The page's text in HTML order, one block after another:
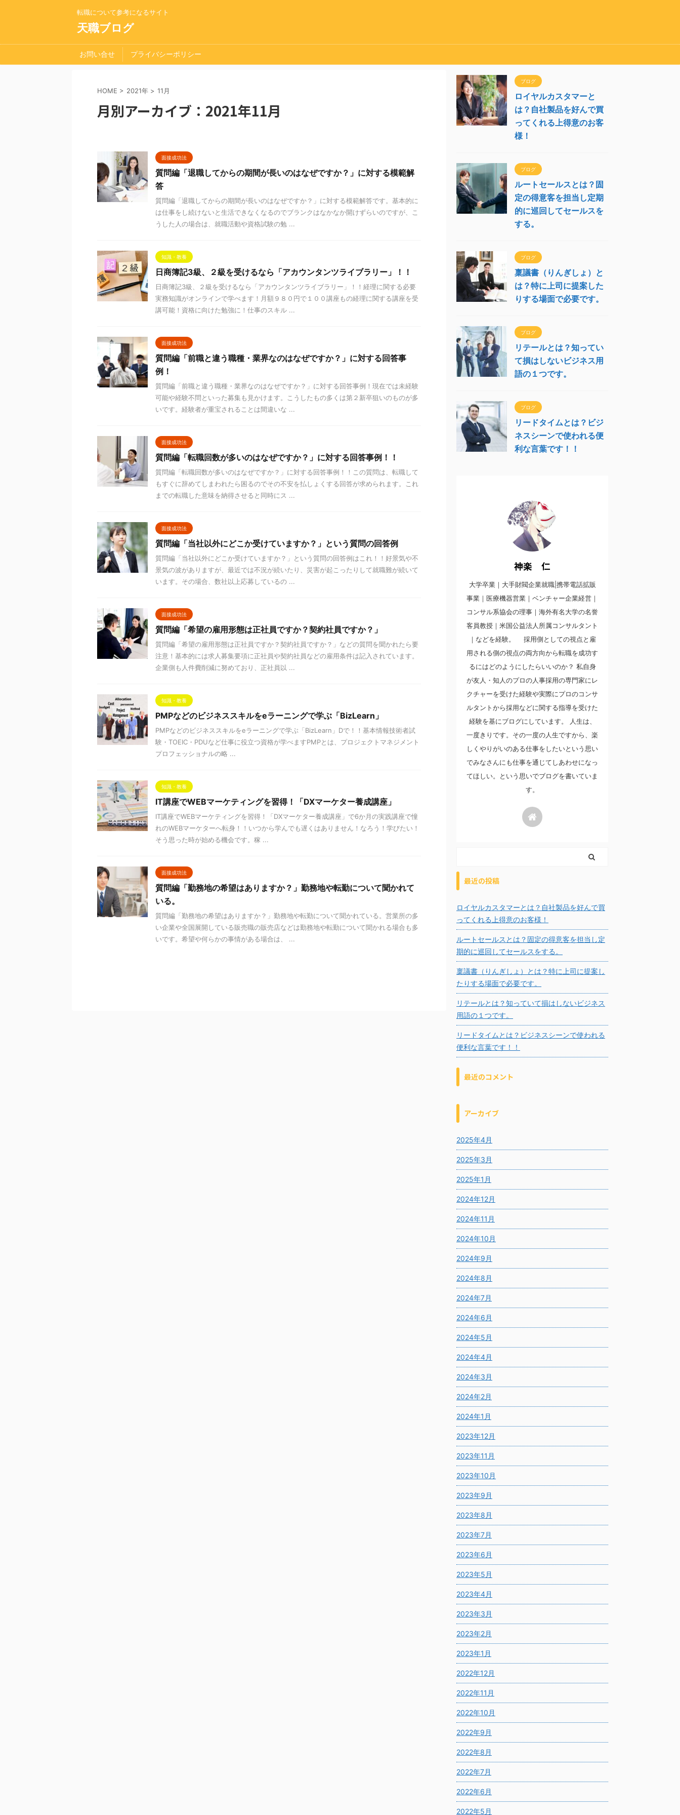
転職について参考になるサイト
天職ブログ
お問い合せ プライバシーポリシー
HOME > 2021年 > 11月
月別アーカイブ：2021年11月
面接成功法
質問編「退職してからの期間が長いのはなぜですか？」に対する模範解
答
質問編「退職してからの期間が長いのはなぜですか？」に対する模範解答です。基本的に
は仕事をし続けないと生活できなくなるのでブランクはなかなか開けずらいのですが、こ
うした人の場合は、就職活動や資格試験の勉 ...
知識・教養
日商簿記3級、２級を受けるなら「アカウンタンツライブラリー」！！
日商簿記3級、２級を受けるなら「アカウンタンツライブラリー」！！経理に関する必要
実務知識がオンラインで学べます！月額９８０円で１００講座もの経理に関する講座を受
講可能！資格に向けた勉強に！仕事のスキル ...
面接成功法
質問編「前職と違う職種・業界なのはなぜですか？」に対する回答事
例！
質問編「前職と違う職種・業界なのはなぜですか？」に対する回答事例！現在では未経験
可能や経験不問といった募集も見かけます。こうしたもの多くは第２新卒狙いのものが多
いです。経験者が重宝されることは間違いな ...
面接成功法
質問編「転職回数が多いのはなぜですか？」に対する回答事例！！
質問編「転職回数が多いのはなぜですか？」に対する回答事例！！この質問は、転職して
もすぐに辞めてしまわれたら困るのでその不安を払しょくする回答が求められます。これ
までの転職した意味を納得させると同時にス ...
面接成功法
質問編「当社以外にどこか受けていますか？」という質問の回答例
質問編「当社以外にどこか受けていますか？」という質問の回答例はこれ！！好景気や不
景気の波がありますが、最近では不況が続いたり、災害が起こったりして就職難が続いて
います。その場合、数社以上応募しているの ...
面接成功法
質問編「希望の雇用形態は正社員ですか？契約社員ですか？」
質問編「希望の雇用形態は正社員ですか？契約社員ですか？」などの質問を聞かれたら要
注意！基本的には求人募集要項に正社員や契約社員などの雇用条件は記入されています。
企業側も人件費削減に努めており、正社員以 ...
知識・教養
PMPなどのビジネススキルをeラーニングで学ぶ「BizLearn」
PMPなどのビジネススキルをeラーニングで学ぶ「BizLearn」Dで！！基本情報技術者試
験・TOEIC・PDUなど仕事に役立つ資格が学べますPMPとは、プロジェクトマネジメント
プロフェッショナルの略 ...
知識・教養
IT講座でWEBマーケティングを習得！「DXマーケター養成講座」
IT講座でWEBマーケティングを習得！「DXマーケター養成講座」で6か月の実践講座で憧
れのWEBマーケターへ転身！！いつから学んでも遅くはありません！なろう！学びたい！
そう思った時が始める機会です。稼 ...
面接成功法
質問編「勤務地の希望はありますか？」勤務地や転勤について聞かれて
いる。
質問編「勤務地の希望はありますか？」勤務地や転勤について聞かれている。営業所の多
い企業や全国展開している販売職の販売店などは勤務地や転勤について聞かれる場合も多
いです。希望や何らかの事情がある場合は、 ...
ブログ
ロイヤルカスタマーと
は？自社製品を好んで買
ってくれる上得意のお客
様！
ブログ
ルートセールスとは？固
定の得意客を担当し定期
的に巡回してセールスを
する。
ブログ
稟議書（りんぎしょ）と
は？特に上司に提案した
りする場面で必要です。
ブログ
リテールとは？知ってい
て損はしないビジネス用
語の１つです。
ブログ
リードタイムとは？ビジ
ネスシーンで使われる便
利な言葉です！！
神楽 仁
大学卒業｜大手財閥企業就職|携帯電話拡販
事業｜医療機器営業｜ベンチャー企業経営｜
コンサル系協会の理事｜海外有名大学の名誉
客員教授｜米国公益法人所属コンサルタント
｜などを経験。 採用側としての視点と雇
用される側の視点の両方向から転職を成功す
るにはどのようにしたらいいのか？ 私自身
が友人・知人のプロの人事採用の専門家にレ
クチャーを受けた経験や実際にプロのコンサ
ルタントから採用などに関する指導を受けた
経験を基にブログにしています。 人生は、
一度きりです。その一度の人生ですから、楽
しくやりがいのある仕事をしたいという思い
でみなさんにも仕事を通じてしあわせになっ
てほしい。という思いでブログを書いていま
す。
最近の投稿
ロイヤルカスタマーとは？自社製品を好んで買
ってくれる上得意のお客様！
ルートセールスとは？固定の得意客を担当し定
期的に巡回してセールスをする。
稟議書（りんぎしょ）とは？特に上司に提案し
たりする場面で必要です。
リテールとは？知っていて損はしないビジネス
用語の１つです。
リードタイムとは？ビジネスシーンで使われる
便利な言葉です！！
最近のコメント
アーカイブ
2025年4月
2025年3月
2025年1月
2024年12月
2024年11月
2024年10月
2024年9月
2024年8月
2024年7月
2024年6月
2024年5月
2024年4月
2024年3月
2024年2月
2024年1月
2023年12月
2023年11月
2023年10月
2023年9月
2023年8月
2023年7月
2023年6月
2023年5月
2023年4月
2023年3月
2023年2月
2023年1月
2022年12月
2022年11月
2022年10月
2022年9月
2022年8月
2022年7月
2022年6月
2022年5月